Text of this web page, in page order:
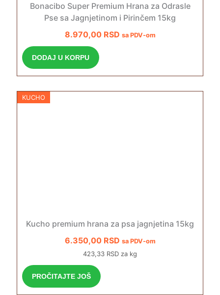
Bonacibo Super Premium Hrana za Odrasle
Pse sa Jagnjetinom i Pirinčem 15kg
8.970,00 RSD sa PDV-om
DODAJ U KORPU
KUCHO
Kucho premium hrana za psa jagnjetina 15kg
6.350,00 RSD sa PDV-om
423,33 RSD za kg
PROČITAJTE JOŠ